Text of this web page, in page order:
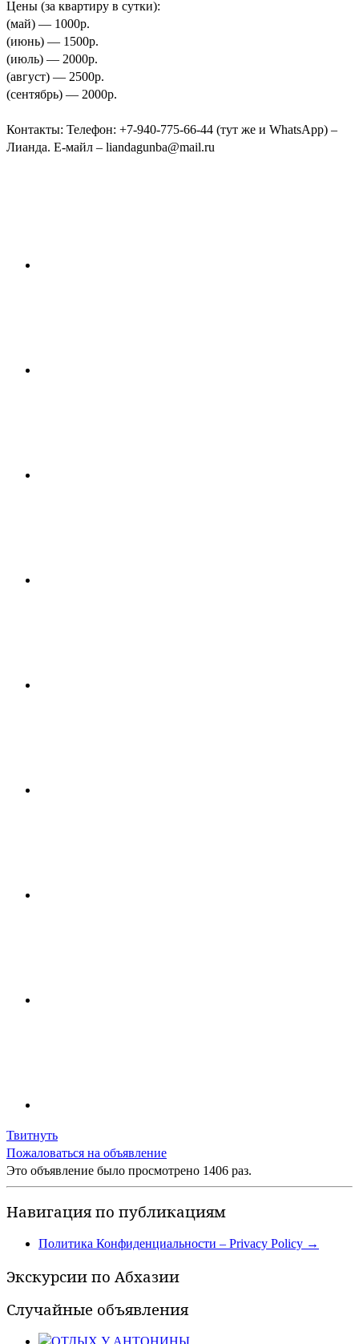
Цены (за квартиру в сутки):
(май) — 1000р.
(июнь) — 1500р.
(июль) — 2000р.
(август) — 2500р.
(сентябрь) — 2000р.
Контакты: Телефон: +7-940-775-66-44 (тут же и WhatsApp) –
Лианда. Е-майл – liandagunba@mail.ru
Твитнуть
Пожаловаться на объявление
Это объявление было просмотрено 1406 раз.
Навигация по публикациям
Политика Конфиденциальности – Privacy Policy →
Экскурсии по Абхазии
Случайные объявления